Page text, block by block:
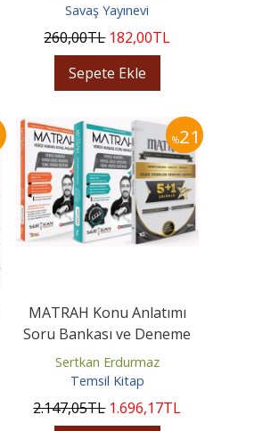
Hukuku Ders...
Savaş Yayınevi
260,00TL 182,00TL
Sepete Ekle
%21
MATRAH Konu Anlatımı
Soru Bankası ve Deneme
Seti
Sertkan Erdurmaz
Temsil Kitap
2.147,05TL 1.696,17TL